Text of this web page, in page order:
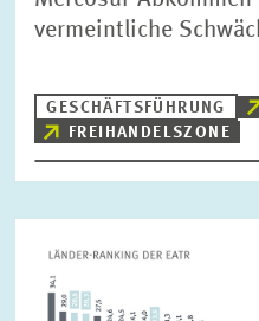
vermeintliche
GESCHÄFTSFÜHRUNG
FREIHANDELSZONE
Bild
in
vergrößerter